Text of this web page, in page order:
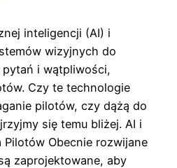
inteligencji (AI) i
wizyjnych do
i wątpliwości,
Czy te technologie
pilotów, czy dążą do
się temu bliżej. AI i
Pilotów Obecnie rozwijane
zaprojektowane, aby